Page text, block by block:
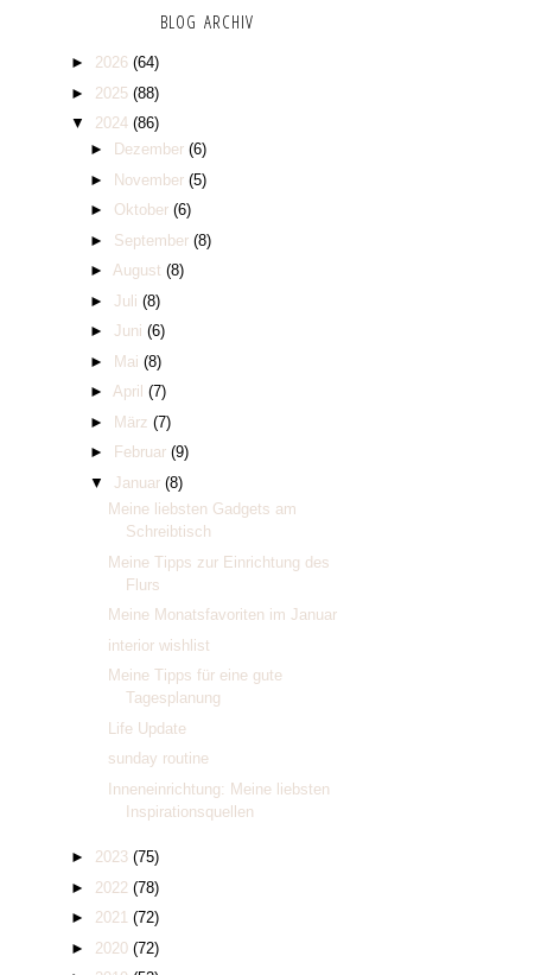
BLOG ARCHIV
► 2026 (64)
► 2025 (88)
▼ 2024 (86)
►
Dezember (6)
►
November (5)
► Oktober (6)
► September (8)
► August (8)
► Juli (8)
► Juni (6)
►
Mai (8)
► April (7)
►
März (7)
►
Februar (9)
▼ Januar (8)
Meine liebsten Gadgets am
Schreibtisch
Meine Tipps zur Einrichtung des
Flurs
Meine Monatsfavoriten im Januar
interior wishlist
Meine Tipps für eine gute
Tagesplanung
Life Update
sunday routine
Inneneinrichtung: Meine liebsten
Inspirationsquellen
► 2023 (75)
► 2022 (78)
► 2021 (72)
► 2020 (72)